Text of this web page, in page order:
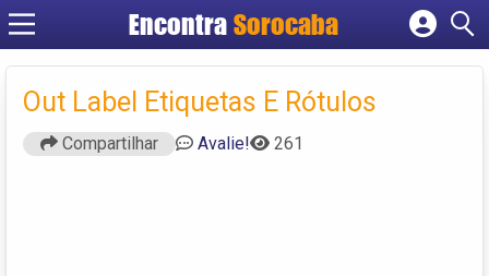
EncontraSorocaba
Cadastrar empresa
Criar conta
Out Label Etiquetas E Rótulos
Compartilhar Avalie! 261